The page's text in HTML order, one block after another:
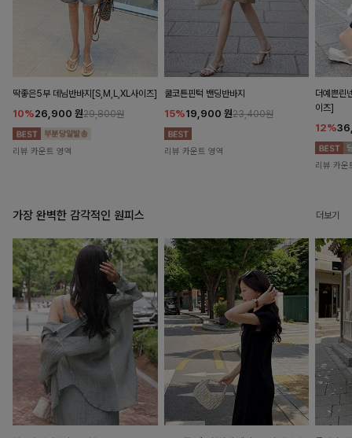
딱좋은5부 데님반바지[S,M,L,XL사이즈]
10%26,900 원29,800원
리뷰 카운트 영역
쿨코튼핀턱 밴딩반바지
15%19,900 원23,400원
리뷰 카운트 영역
더예쁜린
이즈]
12%
리뷰 카운
가장 완벽한 감각적인 원피스 더보기